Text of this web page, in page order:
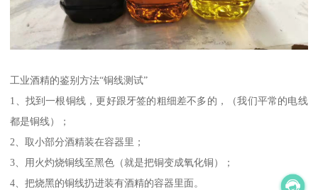
工业酒精的鉴别方法“铜线测试”
1、找到一根铜线，更好跟牙签的粗细差不多的，（我们平常的电线
都是铜线）；
2、取小部分酒精装在容器里；
3、用火灼烧铜线至黑色（就是把铜变成氧化铜）；
4、把烧黑的铜线扔进装有酒精的容器里面。